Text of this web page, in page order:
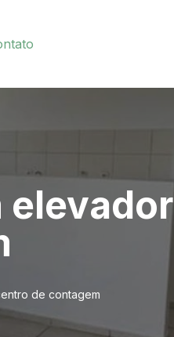
elevador
de contagem